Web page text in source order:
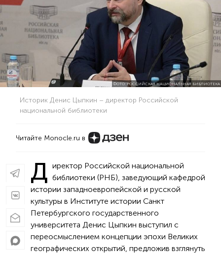
ФОТО: РОССИЙСКАЯ НАЦИОНАЛЬНАЯ БИБЛИОТЕКА
Историк Денис Цыпкин – директор Российской
национальной библиотеки
Читайте Monocle.ru в
Д иректор Российской национальной
библиотеки (РНБ), заведующий кафедрой
истории западноевропейской и русской
культуры в Институте истории Санкт
Петербургского государственного
университета Денис Цыпкин выступил с
переосмыслением концепции эпохи Великих
географических открытий, предложив взглянуть